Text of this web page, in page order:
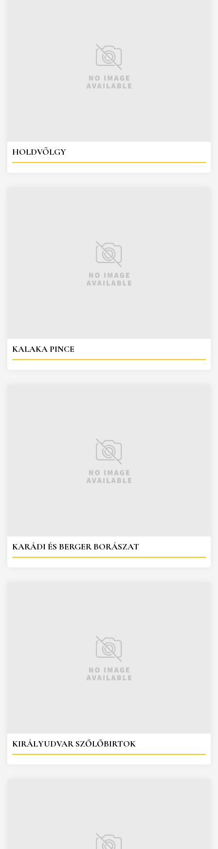
HOLDVÖLGY
KALAKA PINCE
KARÁDI ÉS BERGER BORÁSZAT
KIRÁLYUDVAR SZŐLŐBIRTOK